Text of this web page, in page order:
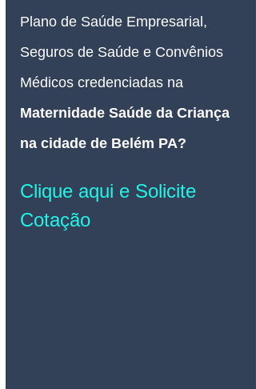
Plano de Saúde Empresarial,
Seguros de Saúde e Convênios
Médicos credenciadas na
Maternidade Saúde da Criança
na cidade de Belém PA?
Clique aqui e Solicite
Cotação